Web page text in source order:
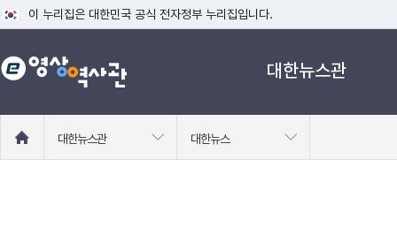
이 누리집은 대한민국 공식 전자정부 누리집입니다.
공식 누리집 주소 확인하기
go.kr 주소를 사용하는 누리집은 대한민국 정부기관이 관리하는 누리집입니
대한뉴스관
로
대한뉴스관 대한뉴스